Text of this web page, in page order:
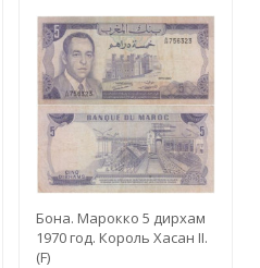
Бона. Марокко 5 дирхам
1970 год. Король Хасан II.
(F)